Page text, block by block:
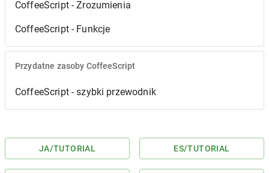
CoffeeScript - Zrozumienia
CoffeeScript - Funkcje
Przydatne zasoby CoffeeScript
CoffeeScript - szybki przewodnik
JA/TUTORIAL ES/TUTORIAL